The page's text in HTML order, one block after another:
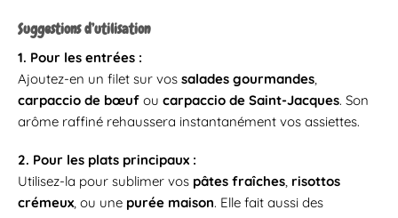
Suggestions d’utilisation
1. Pour les entrées :
Ajoutez-en un filet sur vos salades gourmandes
carpaccio de bœuf ou carpaccio de Saint-Jacques. Son
arôme raffiné rehaussera instantanément vos assiettes.
2. Pour les plats principaux :
Utilisez-la pour sublimer vos pâtes fraîches, risottos
crémeux, ou une purée maison. Elle fait aussi des